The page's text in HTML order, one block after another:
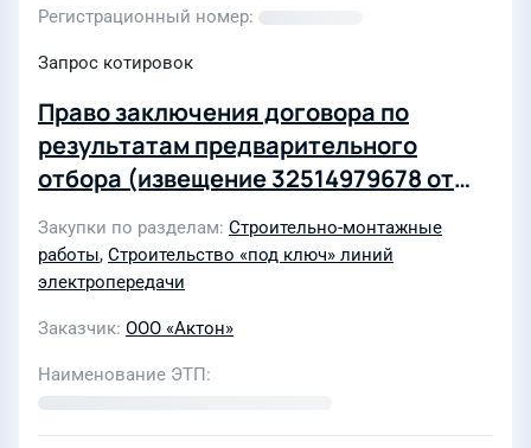
Регистрационный номер
Запрос котировок
Право заключения договора по
результатам предварительного
отбора (извещение 32514979678 от
строительно-монтажных работ по
Переустройство 2КЛ-10кВ от ТП
Закупки по разделам Строительно-монтажные
работы, Строительство «под ключ» линий
электропередачи
Заказчик ООО «Актон»
Наименование ЭТП